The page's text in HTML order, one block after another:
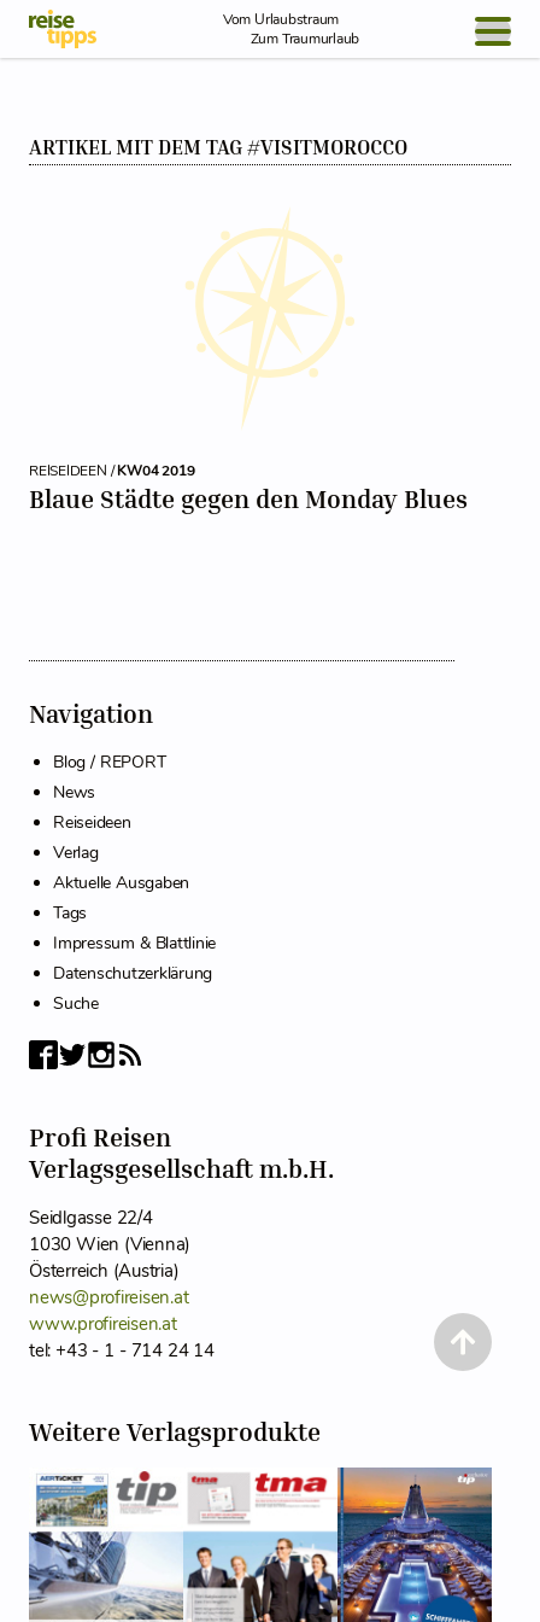
Skip to Content
Vom Urlaubstraum
Zum Traumurlaub
NEWS
ARTIKEL MIT DEM TAG #VISITMOROCCO
REISEIDEEN /KW04 2019
Blaue Städte gegen den Monday Blues
Navigation
Blog / REPORT
News
Reiseideen
Verlag
Aktuelle Ausgaben
Tags
Impressum & Blattlinie
Datenschutzerklärung
Suche
Profi Reisen
Verlagsgesellschaft m.b.H.
Seidlgasse 22/4
1030 Wien (Vienna)
Österreich (Austria)
news@profireisen.at
www.profireisen.at
tel: +43 - 1 - 714 24 14
Weitere Verlagsprodukte